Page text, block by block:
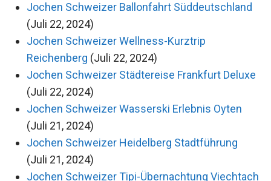
Jochen Schweizer Ballonfahrt Süddeutschland
(Juli 22, 2024)
Jochen Schweizer Wellness-Kurztrip
Reichenberg (Juli 22, 2024)
Jochen Schweizer Städtereise Frankfurt Deluxe
(Juli 22, 2024)
Jochen Schweizer Wasserski Erlebnis Oyten
(Juli 21, 2024)
Jochen Schweizer Heidelberg Stadtführung
(Juli 21, 2024)
Jochen Schweizer Tipi-Übernachtung Viechtach